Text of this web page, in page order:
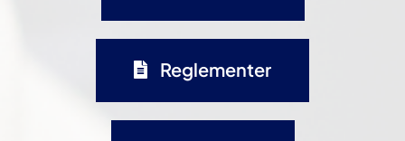
Reglementer